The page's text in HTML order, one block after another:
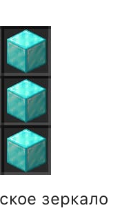
зеркало